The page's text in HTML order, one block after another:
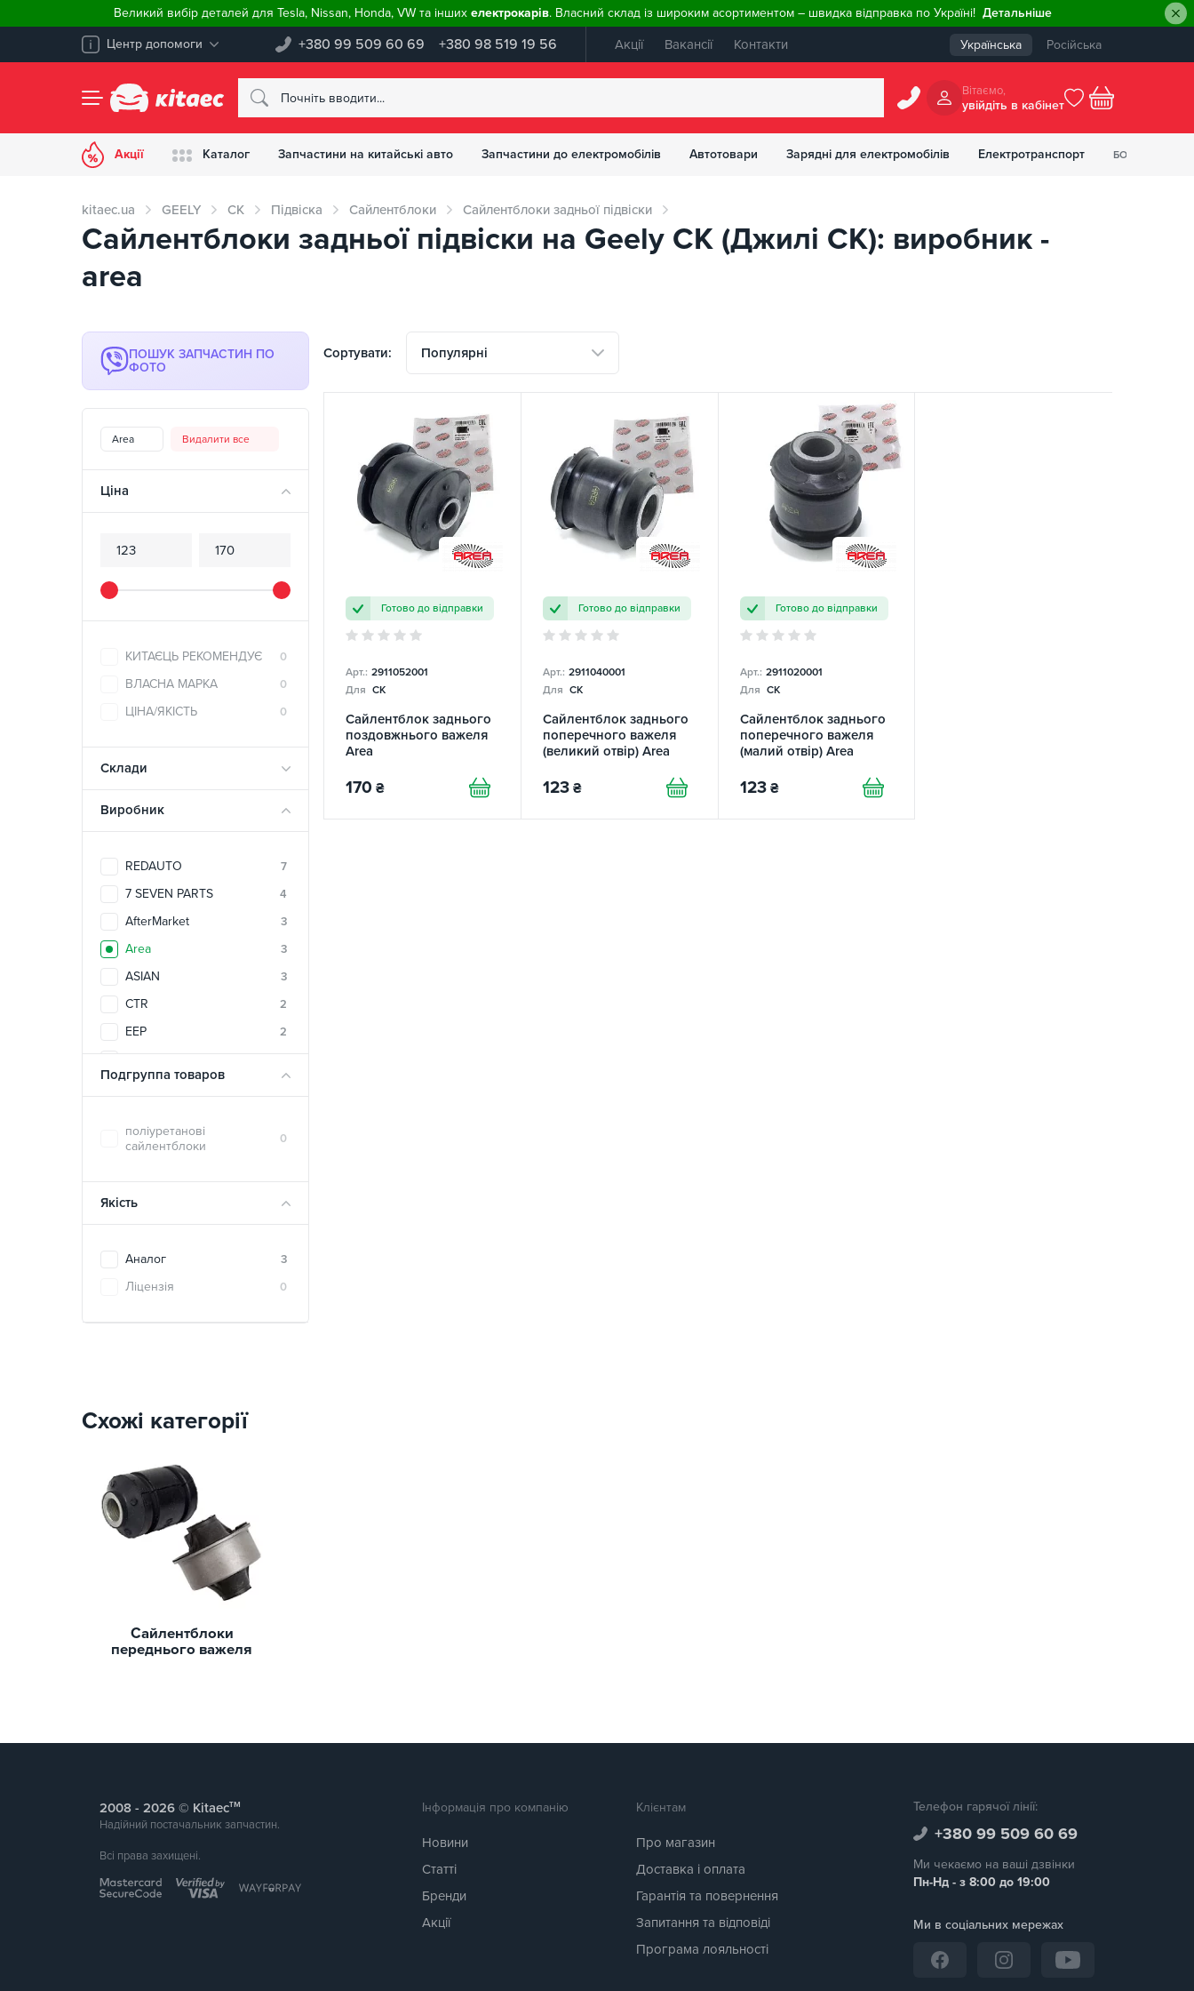
Великий вибір деталей для Tesla, Nissan, Honda, VW та інших електрокарів. Власний склад із широким асортиментом – швидка відправка по Україні! Детальніше
Центр допомоги +380 99 509 60 69 +380 98 519 19 56 Акції Вакансії Контакти Українська Російська
Вiтаємо,
увiйдiть в кабiнет
БОНУСІВ
Акції Каталог Запчастини на китайські авто Запчастини до електромобілів Автотовари Зарядні для електромобілів Електротранспорт
kitaec.ua GEELY CK Підвіска Сайлентблоки Сайлентблоки задньої підвіски
Сайлентблоки задньої підвіски на Geely CK (Джилі СК): виробник -
area
ПОШУК ЗАПЧАСТИН ПО
ФОТО
Area Видалити все
Ціна
КИТАЄЦЬ РЕКОМЕНДУЄ 0
ВЛАСНА МАРКА 0
ЦІНА/ЯКІСТЬ 0
Склади
Виробник
REDAUTO 7
7 SEVEN PARTS 4
AfterMarket 3
Area 3
ASIAN 3
CTR 2
EEP 2
FEBEST 1
FITSHI
MOGEN 3
Подгруппа товаров
поліуретанові
сайлентблоки
0
Якість
Аналог 3
Ліцензія 0
Сортувати: Популярні
Готово до відправки
Арт.: 2911052001
Для CK
Сайлентблок заднього
поздовжнього важеля
Area
170 ₴
Готово до відправки
Арт.: 2911040001
Для CK
Сайлентблок заднього
поперечного важеля
(великий отвір) Area
123 ₴
Готово до відправки
Арт.: 2911020001
Для CK
Сайлентблок заднього
поперечного важеля
(малий отвір) Area
123 ₴
Схожі категорії
Сайлентблоки
переднього важеля
Інформація про компанію
Новини
Статті
Бренди
Акції
Клієнтам
Про магазин
Доставка і оплата
Гарантія та повернення
Запитання та відповіді
Програма лояльності
Телефон гарячої лінії:
+380 99 509 60 69
Ми чекаємо на ваші дзвінки
Пн-Нд - з 8:00 до 19:00
Ми в соціальних мережах
2008 - © Kitaecтм
Надійний постачальник запчастин.
Всі права захищені.